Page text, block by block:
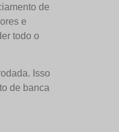
de
e
todo o
Isso
de banca